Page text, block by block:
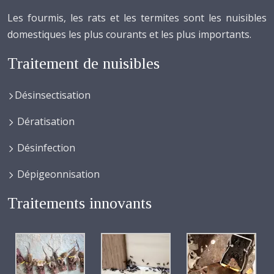
Les fourmis, les rats et les termites sont les nuisibles
domestiques les plus courants et les plus importants.
Traitement de nuisibles
Désinsectisation
Dératisation
Désinfection
Dépigeonnisation
Traitements innovants